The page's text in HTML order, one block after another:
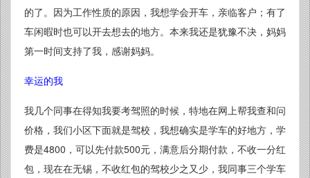
的了。因为工作性质的原因，我想学会开车，亲临客户；有了
车闲暇时也可以开去想去的地方。本来我还是犹豫不决，妈妈
第一时间支持了我，感谢妈妈。
幸运的我
我几个同事在得知我要考驾照的时候，特地在网上帮我查和问
价格，我们小区下面就是驾校，我想确实是学车的好地方，学
费是4800，可以先付款500元，满意后分期付款，不收一分红
包，现在在无锡，不收红包的驾校少之又少，我同事三个学车